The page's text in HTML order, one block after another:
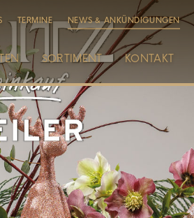
TERMINE NEWS & ANKÜNDIGUNGEN
SORTIMENT KONTAKT